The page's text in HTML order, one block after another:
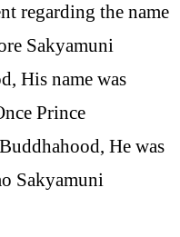
regarding the name
Sakyamuni
His name was
Prince
He was
Sakyamuni